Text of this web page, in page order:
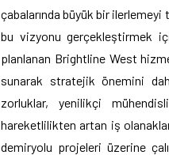
çabalarında büyük bir
bu vizyonu gerçekleştirmek
planlanan Brightline West
sunarak stratejik önemini
zorluklar, yenilikçi
hareketlilikten artan iş
demiryolu projeleri üzerine